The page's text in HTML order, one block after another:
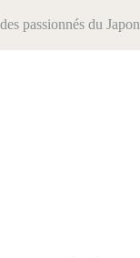
passionnés du Japon